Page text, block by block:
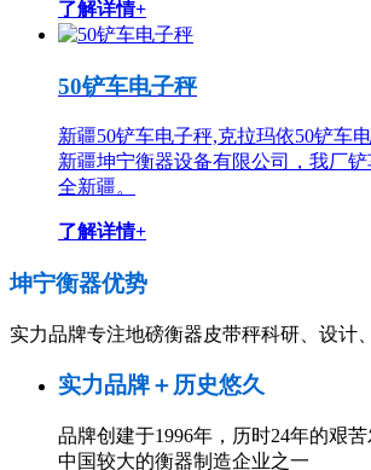
了解详情+
50铲车电子秤
新疆50铲车电子秤,克拉玛依50铲车
新疆坤宁衡器设备有限公司，我厂
全新疆。
了解详情+
坤宁衡器优势
实力品牌专注地磅衡器皮带秤科研、设计
实力品牌＋历史悠久
品牌创建于1996年，历时24年的艰
中国较大的衡器制造企业之一